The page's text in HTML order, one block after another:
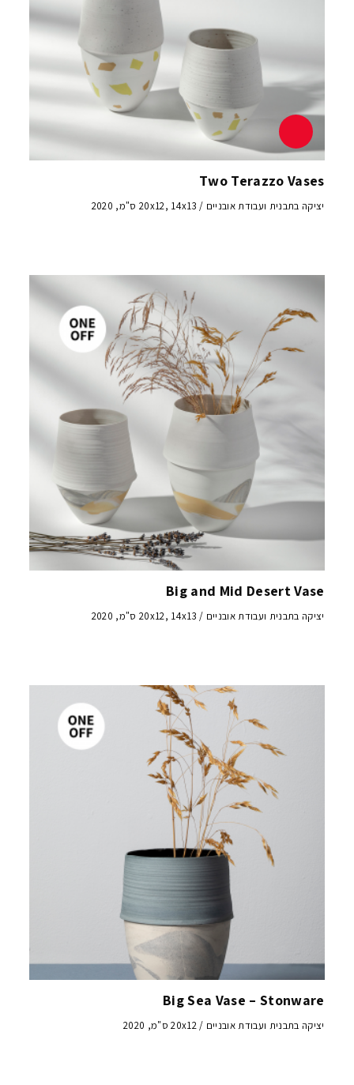
Two Terazzo Vases
יציקה בתבנית ועבודת אובניים / 20x12, 14x13 ס"מ, 2020
Big and Mid Desert Vase
יציקה בתבנית ועבודת אובניים / 20x12, 14x13 ס"מ, 2020
Big Sea Vase – Stonware
יציקה בתבנית ועבודת אובניים / 20x12 ס"מ, 2020